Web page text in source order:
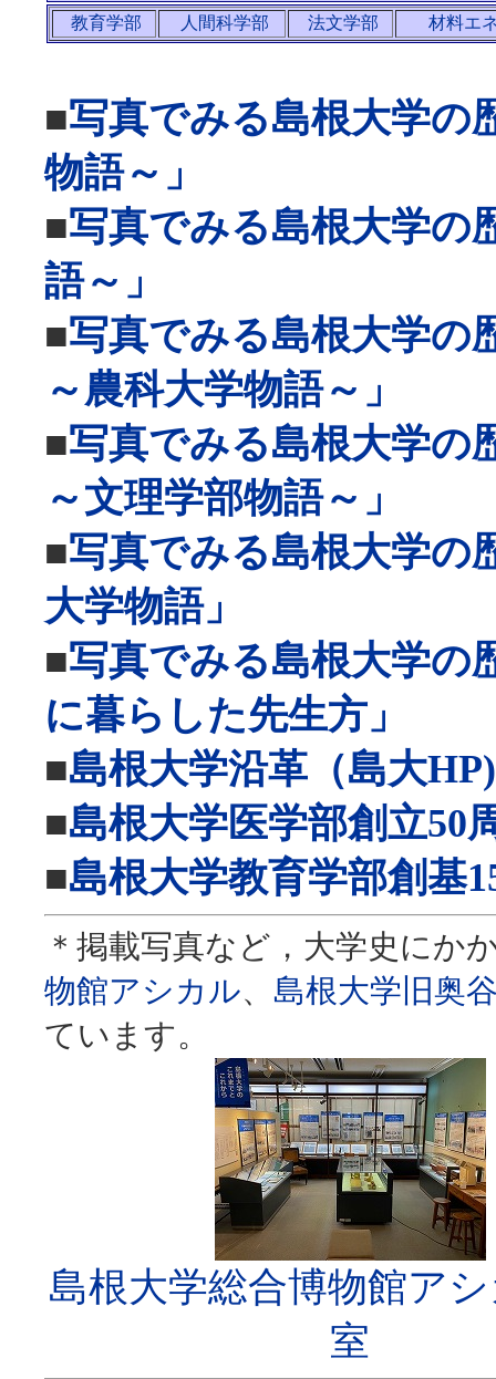
教育学部 人間科学部 法文学部 材料エ
■写真でみる島根大学の
物語～」
■写真でみる島根大学
語～」
■写真でみる島根大学
～農科大学物語～」
■写真でみる島根大学
～文理学部物語～」
■写真でみる島根大学
大学物語」
■写真でみる島根大学
に暮らした先生方」
■島根大学沿革（島大HP)
■島根大学医学部創立50
■島根大学教育学部創基
＊掲載写真など，大学史にか
物館アシカル、 島根大学旧奥
ています。
島根大学総合博物館ア
室